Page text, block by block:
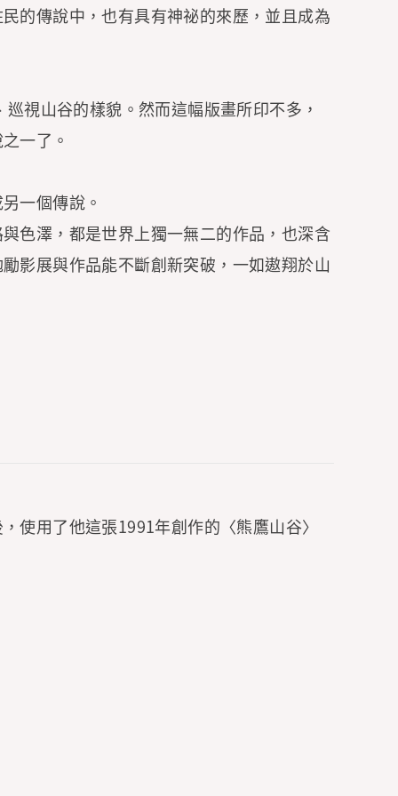
的傳說中，也有具有神祕的來歷，並且成為
視山谷的樣貌。然而這幅版畫所印不多，
一了。
一個傳說。
色澤，都是世界上獨一無二的作品，也深含
影展與作品能不斷創新突破，一如遨翔於山
使用了他這張1991年創作的〈熊鷹山谷〉